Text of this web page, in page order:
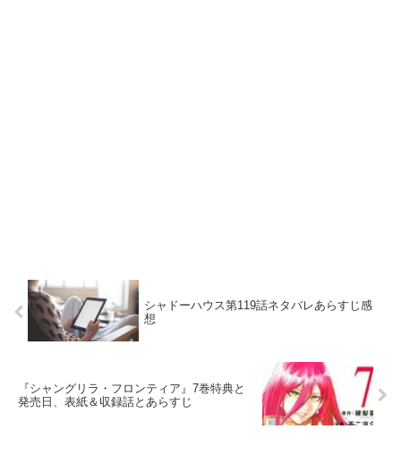
シャドーハウス第119話ネタバレあらすじ感
想
『シャングリラ・フロンティア』7巻特典と
発売日、表紙＆収録話とあらすじ